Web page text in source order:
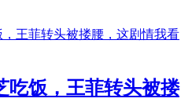
吃饭，王菲转头被搂